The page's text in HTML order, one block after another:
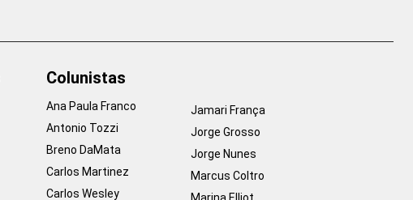
Colunistas
Ana Paula Franco
Antonio Tozzi
Breno DaMata
Carlos Martinez
Carlos Wesley
Jamari França
Jorge Grosso
Jorge Nunes
Marcus Coltro